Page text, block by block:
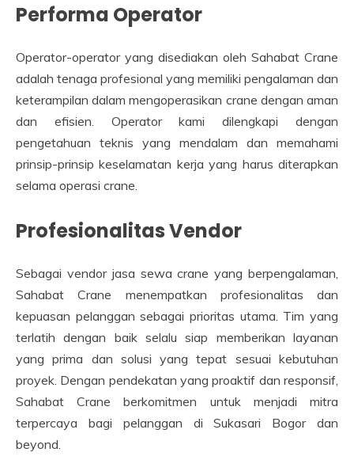
Performa Operator
Operator-operator yang disediakan oleh Sahabat Crane
adalah tenaga profesional yang memiliki pengalaman dan
keterampilan dalam mengoperasikan crane dengan aman
dan efisien. Operator kami dilengkapi dengan
pengetahuan teknis yang mendalam dan memahami
prinsip-prinsip keselamatan kerja yang harus diterapkan
selama operasi crane.
Profesionalitas Vendor
Sebagai vendor jasa sewa crane yang berpengalaman,
Sahabat Crane menempatkan profesionalitas dan
kepuasan pelanggan sebagai prioritas utama. Tim yang
terlatih dengan baik selalu siap memberikan layanan
yang prima dan solusi yang tepat sesuai kebutuhan
proyek. Dengan pendekatan yang proaktif dan responsif,
Sahabat Crane berkomitmen untuk menjadi mitra
terpercaya bagi pelanggan di Sukasari Bogor dan
beyond.